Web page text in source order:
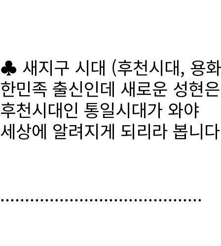
♣ 새지구 시대 (후천시대, 용
한민족 출신인데 새로운 성현
후천시대인 통일시대가 와야
세상에 알려지게 되리라 봅니
.........................................